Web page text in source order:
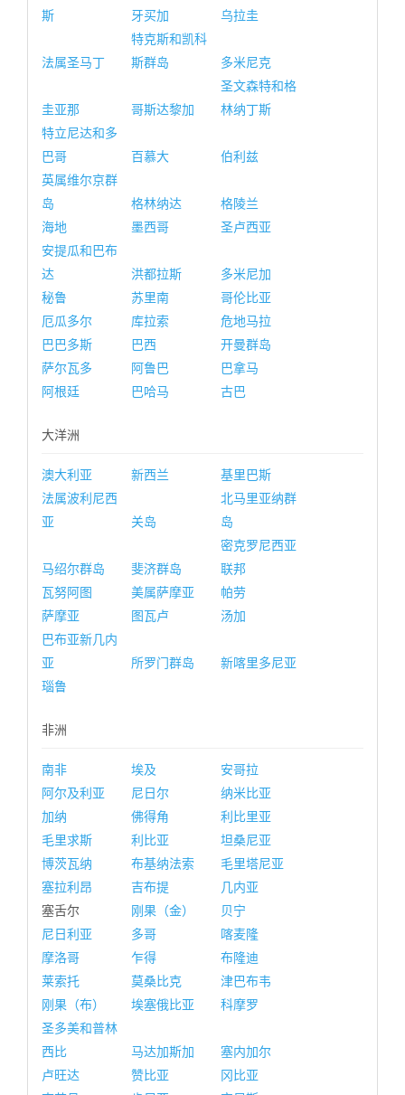
斯
牙买加 乌拉圭
法属圣马丁
特克斯和凯科
斯群岛
多米尼克
圭亚那 哥斯达黎加
圣文森特和格
林纳丁斯
特立尼达和多
巴哥
百慕大
伯利兹
英属维尔京群
岛
格林纳达
格陵兰
海地
墨西哥
圣卢西亚
安提瓜和巴布
达
洪都拉斯
多米尼加
秘鲁
苏里南
哥伦比亚
厄瓜多尔
库拉索
危地马拉
巴巴多斯
巴西
开曼群岛
萨尔瓦多
阿鲁巴
巴拿马
阿根廷
巴哈马 古巴
大洋洲
澳大利亚 新西兰
基里巴斯
法属波利尼西
亚
关岛
北马里亚纳群
岛
马绍尔群岛 斐济群岛
密克罗尼西亚
联邦
瓦努阿图
美属萨摩亚
帕劳
萨摩亚
图瓦卢
汤加
巴布亚新几内
亚
所罗门群岛
新喀里多尼亚
瑙鲁
非洲
南非 埃及
安哥拉
阿尔及利亚
尼日尔
纳米比亚
加纳
佛得角
利比里亚
毛里求斯
利比亚
坦桑尼亚
博茨瓦纳
布基纳法索
毛里塔尼亚
塞拉利昂
吉布提
几内亚
塞舌尔
刚果（金）
贝宁
尼日利亚
多哥
喀麦隆
摩洛哥
乍得
布隆迪
莱索托
莫桑比克
津巴布韦
刚果（布）
埃塞俄比亚
科摩罗
圣多美和普林
西比
马达加斯加
塞内加尔
卢旺达
赞比亚
冈比亚